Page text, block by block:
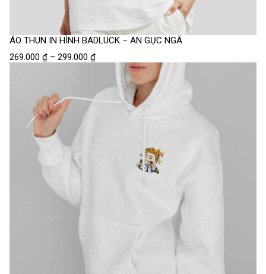
ÁO THUN IN HÌNH BADLUCK – AN GỤC NGÃ
269.000 ₫ – 299.000 ₫